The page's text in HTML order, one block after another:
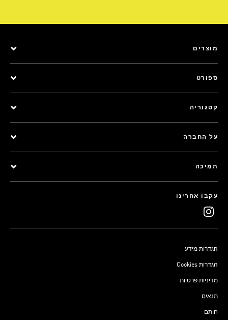
מוצרים
ספורט
קטגוריה
על החברה
תמיכה
עקבו אחרינו
הגדרות מידע
Cookies הגדרות
מדיניות פרטיות
תנאים
חותם